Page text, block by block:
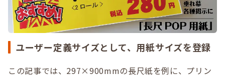
ユーザー定義サイズとして、用紙サイズを登録
この記事では、297×900mmの長尺紙を例に、プリン